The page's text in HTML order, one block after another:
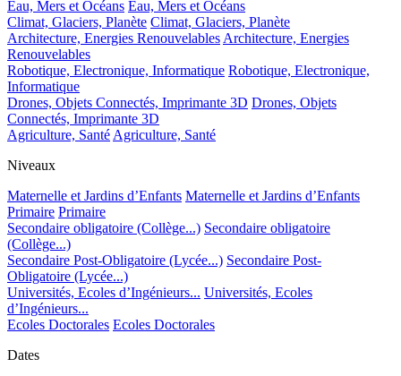
Eau, Mers et Océans Eau, Mers et Océans
Climat, Glaciers, Planète Climat, Glaciers, Planète
Architecture, Energies Renouvelables Architecture, Energies
Renouvelables
Robotique, Electronique, Informatique Robotique, Electronique,
Informatique
Drones, Objets Connectés, Imprimante 3D Drones, Objets
Connectés, Imprimante 3D
Agriculture, Santé Agriculture, Santé
Niveaux
Maternelle et Jardins d’Enfants Maternelle et Jardins d’Enfants
Primaire Primaire
Secondaire obligatoire (Collège...) Secondaire obligatoire
(Collège...)
Secondaire Post-Obligatoire (Lycée...) Secondaire Post-
Obligatoire (Lycée...)
Universités, Ecoles d’Ingénieurs... Universités, Ecoles
d’Ingénieurs...
Ecoles Doctorales Ecoles Doctorales
Dates